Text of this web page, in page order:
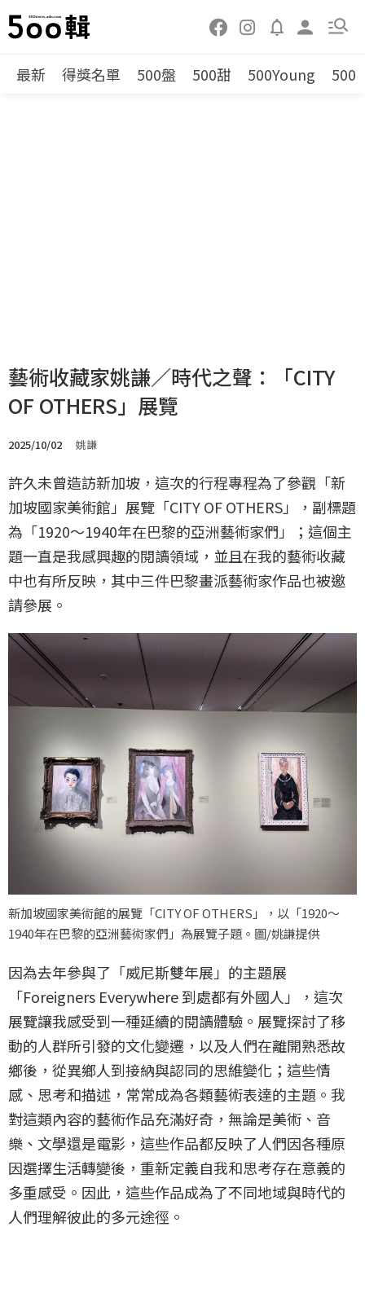
最新 得獎名單 500盤 500甜 500Young 500
藝術收藏家姚謙／時代之聲：「CITY
OF OTHERS」展覽
2025/10/02 姚謙
許久未曾造訪新加坡，這次的行程專程為了參觀「新
加坡國家美術館」展覽「CITY OF OTHERS」，副標題
為「1920〜1940年在巴黎的亞洲藝術家們」；這個主
題一直是我感興趣的閱讀領域，並且在我的藝術收藏
中也有所反映，其中三件巴黎畫派藝術家作品也被邀
請參展。
新加坡國家美術館的展覽「CITY OF OTHERS」，以「1920〜
1940年在巴黎的亞洲藝術家們」為展覽子題。圖/姚謙提供
因為去年參與了「威尼斯雙年展」的主題展
「Foreigners Everywhere 到處都有外國人」，這次
展覽讓我感受到一種延續的閱讀體驗。展覽探討了移
動的人群所引發的文化變遷，以及人們在離開熟悉故
鄉後，從異鄉人到接納與認同的思維變化；這些情
感、思考和描述，常常成為各類藝術表達的主題。我
對這類內容的藝術作品充滿好奇，無論是美術、音
樂、文學還是電影，這些作品都反映了人們因各種原
因選擇生活轉變後，重新定義自我和思考存在意義的
多重感受。因此，這些作品成為了不同地域與時代的
人們理解彼此的多元途徑。